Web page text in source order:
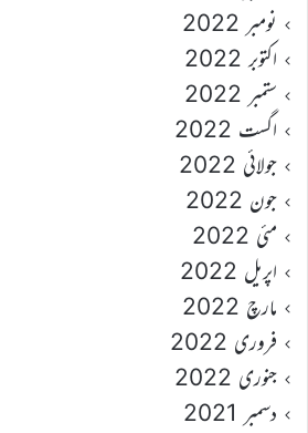
نومبر 2022
اکتوبر 2022
ستمبر 2022
اگست 2022
جولائی 2022
جون 2022
مئی 2022
اپریل 2022
مارچ 2022
فروری 2022
جنوری 2022
دسمبر 2021